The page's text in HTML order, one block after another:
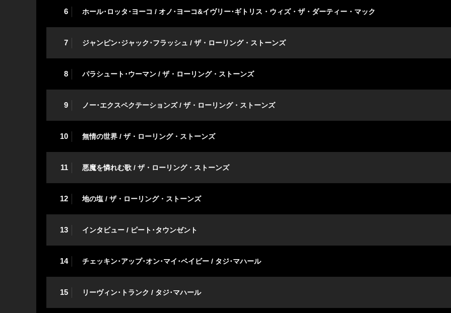
6 ホール･ロッタ･ヨーコ / オノ･ヨーコ&イヴリー･ギトリス・ウィズ・ザ・ダーティー・マック
7 ジャンピン･ジャック･フラッシュ / ザ・ローリング・ストーンズ
8 パラシュート･ウーマン / ザ・ローリング・ストーンズ
9 ノー･エクスペクテーションズ / ザ・ローリング・ストーンズ
10 無情の世界 / ザ・ローリング・ストーンズ
11 悪魔を憐れむ歌 / ザ・ローリング・ストーンズ
12 地の塩 / ザ・ローリング・ストーンズ
13 インタビュー / ピート･タウンゼント
14 チェッキン･アップ･オン･マイ･ベイビー / タジ･マハール
15 リーヴィン･トランク / タジ･マハール